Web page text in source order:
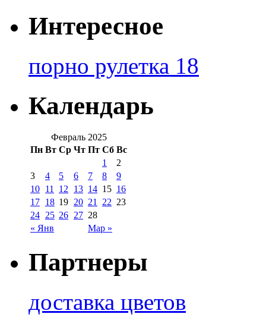
Интересное
порно рулетка 18
Календарь
Февраль 2025
Пн Вт Ср Чт Пт Сб Вс
« Янв Мар »
1
2
3
4 5 6 7 8
9
10 11 12 13 14 15 16
17 18 19 20 21 22 23
24 25 26 27 28
Партнеры
доставка цветов